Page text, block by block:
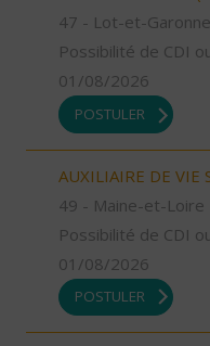
47 - Lot-et-Garonne
Possibilité de CDI
01/08/2026
POSTULER
AUXILIAIRE DE VIE
49 - Maine-et-Loire
Possibilité de CDI
01/08/2026
POSTULER